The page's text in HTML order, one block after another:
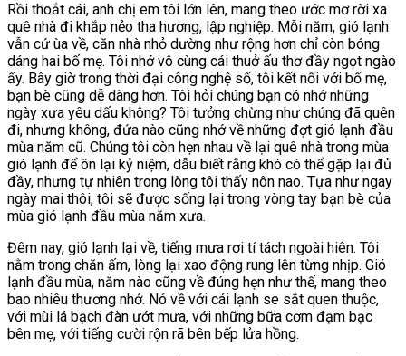
Rồi thoắt cái, anh chị em tôi lớn lên, mang theo ước mơ rời xa
quê nhà đi khắp nẻo tha hương, lập nghiệp. Mỗi năm, gió lạnh
vẫn cứ ùa về, căn nhà nhỏ dường như rộng hơn chỉ còn bóng
dáng hai bố mẹ. Tôi nhớ vô cùng cái thuở ấu thơ đầy ngọt ngào
ấy. Bây giờ trong thời đại công nghệ số, tôi kết nối với bố mẹ,
bạn bè cũng dễ dàng hơn. Tôi hỏi chúng bạn có nhớ những
ngày xưa yêu dấu không? Tôi tưởng chừng như chúng đã quên
đi, nhưng không, đứa nào cũng nhớ về những đợt gió lạnh đầu
mùa năm cũ. Chúng tôi còn hẹn nhau về lại quê nhà trong mùa
gió lạnh để ôn lại kỷ niệm, dẫu biết rằng khó có thể gặp lại đủ
đầy, nhưng tự nhiên trong lòng tôi thấy nôn nao. Tựa như ngay
ngày mai thôi, tôi sẽ được sống lại trong vòng tay bạn bè của
mùa gió lạnh đầu mùa năm xưa.
Đêm nay, gió lạnh lại về, tiếng mưa rơi tí tách ngoài hiên. Tôi
nằm trong chăn ấm, lòng lại xao động rung lên từng nhịp. Gió
lạnh đầu mùa, năm nào cũng về đúng hẹn như thế, mang theo
bao nhiêu thương nhớ. Nó về với cái lạnh se sắt quen thuộc,
với mùi lá bạch đàn ướt mưa, với những bữa cơm đạm bạc
bên mẹ, với tiếng cười rộn rã bên bếp lửa hồng.